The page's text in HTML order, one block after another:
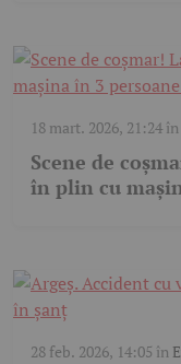
18 mart. 2026, 21:24 în
Scene de
în plin cu
28 feb. 2026, 14:05 în